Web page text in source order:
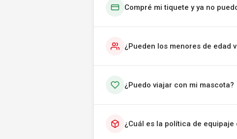
Compré mi tiquete y ya no
¿Pueden los menores de edad
¿Puedo viajar con mi mascota?
¿Cuál es la política de equipaje